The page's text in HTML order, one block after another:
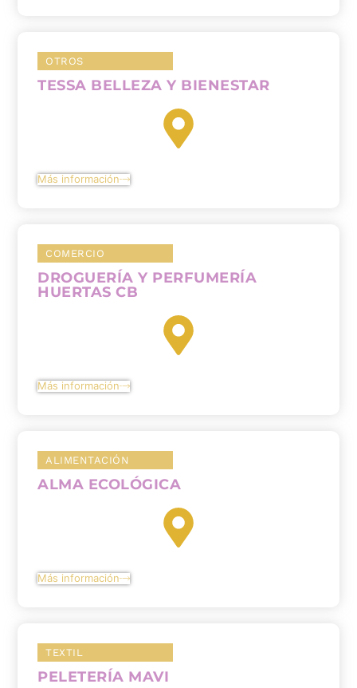
OTROS
TESSA BELLEZA Y BIENESTAR
Más información
COMERCIO
DROGUERÍA Y PERFUMERÍA
HUERTAS CB
Más información
ALIMENTACIÓN
ALMA ECOLÓGICA
Más información
TEXTIL
PELETERÍA MAVI